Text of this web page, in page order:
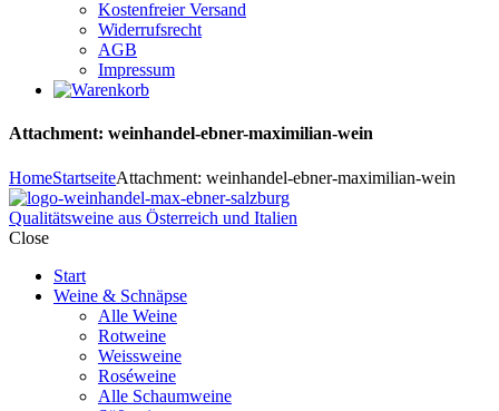
Kostenfreier Versand
Widerrufsrecht
AGB
Impressum
Attachment: weinhandel-ebner-maximilian-wein
HomeStartseiteAttachment: weinhandel-ebner-maximilian-wein
Qualitätsweine aus Österreich und Italien
Close
Start
Weine & Schnäpse
Alle Weine
Rotweine
Weissweine
Roséweine
Alle Schaumweine